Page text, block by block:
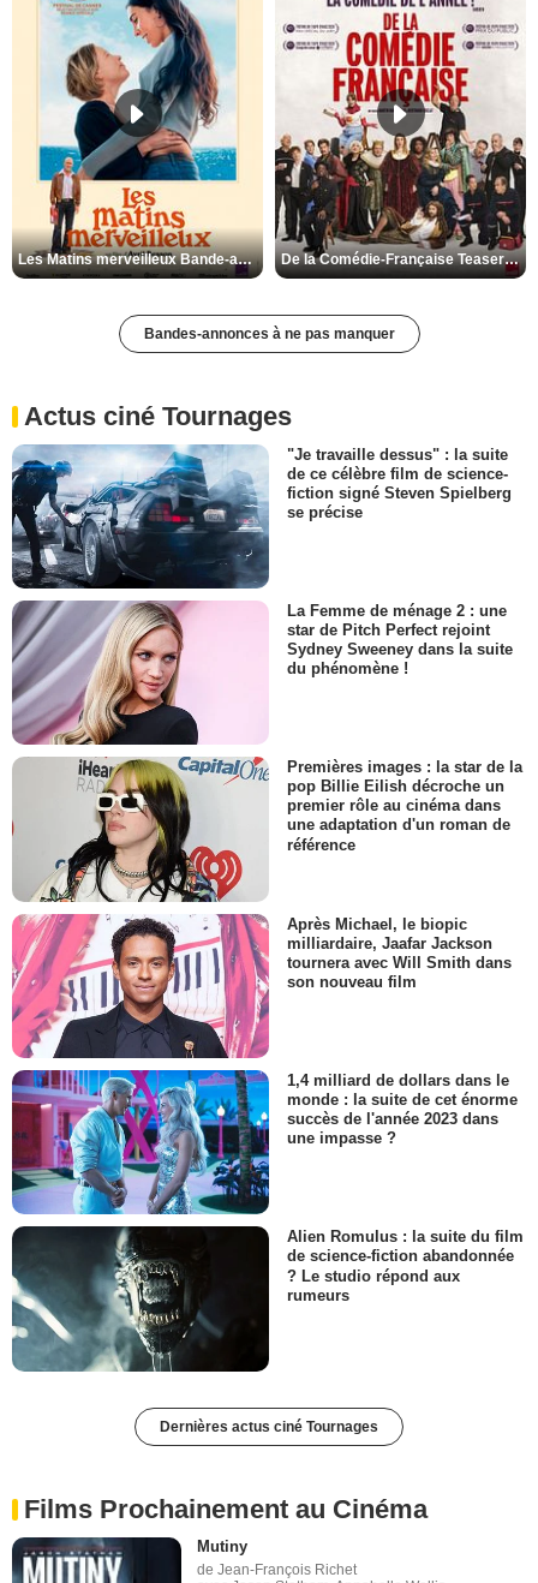
Les Matins merveilleux Bande-annonce VF De la Comédie-Française Teaser VF
Bandes-annonces à ne pas manquer
Actus ciné Tournages
"Je travaille dessus" : la suite
de ce célèbre film de science-
fiction signé Steven Spielberg
se précise
La Femme de ménage 2 : une
star de Pitch Perfect rejoint
Sydney Sweeney dans la suite
du phénomène !
Premières images : la star de la
pop Billie Eilish décroche un
premier rôle au cinéma dans
une adaptation d'un roman de
référence
Après Michael, le biopic
milliardaire, Jaafar Jackson
tournera avec Will Smith dans
son nouveau film
1,4 milliard de dollars dans le
monde : la suite de cet énorme
succès de l'année 2023 dans
une impasse ?
Alien Romulus : la suite du film
de science-fiction abandonnée
? Le studio répond aux
rumeurs
Dernières actus ciné Tournages
Films Prochainement au Cinéma
Mutiny
de Jean-François Richet